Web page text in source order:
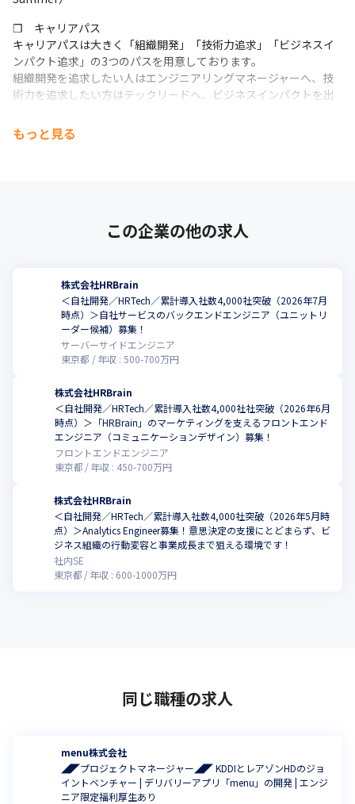
❐　キャリアパス
キャリアパスは大きく「組織開発」「技術力追求」「ビジネスイ
ンパクト追求」の3つのパスを用意しております。
組織開発を追求したい人はエンジニアリングマネージャーへ、技
術力を追求したい方はテックリードへ、ビジネスインパクトを出
スを選択できるチャンスがあります。
もっと見る
この企業の他の求人
株式会社HRBrain
＜自社開発／HRTech／累計導入社数4,000社突破（2026年7月
時点）＞自社サービスのバックエンドエンジニア（ユニットリ
ーダー候補）募集！
サーバーサイドエンジニア
東京都
年収 : 500-700万円
株式会社HRBrain
＜自社開発／HRTech／累計導入社数4,000社社突破（2026年6月
時点）＞「HRBrain」のマーケティングを支えるフロントエンド
エンジニア（コミュニケーションデザイン）募集！
フロントエンドエンジニア
東京都
年収 : 450-700万円
株式会社HRBrain
＜自社開発／HRTech／累計導入社数4,000社突破（2026年5月時
点）＞Analytics Engineer募集！意思決定の支援にとどまらず、ビ
ジネス組織の行動変容と事業成長まで狙える環境です！
社内SE
東京都
年収 : 600-1000万円
同じ職種の求人
menu株式会社
◢◤プロジェクトマネージャー◢◤ KDDIとレアゾンHDのジョ
イントベンチャー | デリバリーアプリ「menu」の開発 | エンジ
ニア限定福利厚生あり